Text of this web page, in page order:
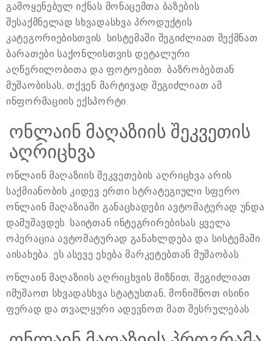
გამოყენებულ იქნას მონაცემთა ბაზების
შესაქმნელად სხვადასხვა პროდუქტის
კატეგორიებისთვის. სისტემაში შეგიძლიათ შექმნათ
ბარათები საქონლისთვის დეტალური
აღწერილობითა და ფოტოებით. ბაზრობებთან
მუშაობისას, თქვენ მარტივად შეგიძლიათ ამ
ინფორმაციის ექსპორტი.
ონლაინ მაღაზიის შეკვეთის
აღრიცხვა
ონლაინ მაღაზიის შეკვეთების აღრიცხვა არის
საქმიანობის კიდევ ერთი სტრატეგიული სფერო.
ონლაინ მაღაზიაში განაცხადები ავტომატურად უნდა
დამუშავდეს. საიტთან ინტეგრირებისას ყველა
ოპერაცია ავტომატურად განახლდება და სისტემაში
აისახება. ეს ასევე ეხება მარკეტებთან მუშაობას.
ონლაინ მაღაზიის აღრიცხვის მიზნით, შეგიძლიათ
იმუშაოთ სხვადასხვა სტატუსთან, მონიშნოთ ისინი
ფერად და თვალყური ადევნოთ მათ შესრულებას.